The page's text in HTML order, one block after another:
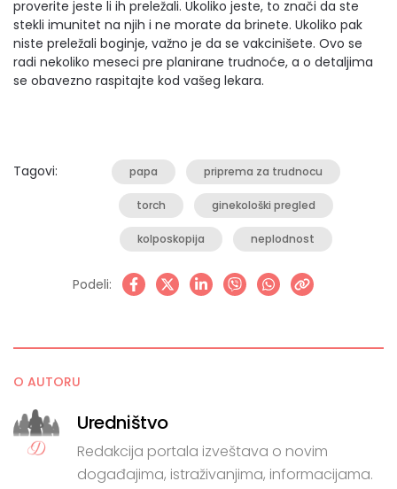
proverite jeste li ih preležali. Ukoliko jeste, to znači da ste
stekli imunitet na njih i ne morate da brinete. Ukoliko pak
niste preležali boginje, važno je da se vakcinišete. Ovo se
radi nekoliko meseci pre planirane trudnoće, a o detaljima
se obavezno raspitajte kod vašeg lekara.
Tagovi: papa priprema za trudnocu
torch ginekološki pregled
kolposkopija neplodnost
Podeli:
O AUTORU
Uredništvo
Redakcija portala izveštava o novim
događajima, istraživanjima, informacijama.